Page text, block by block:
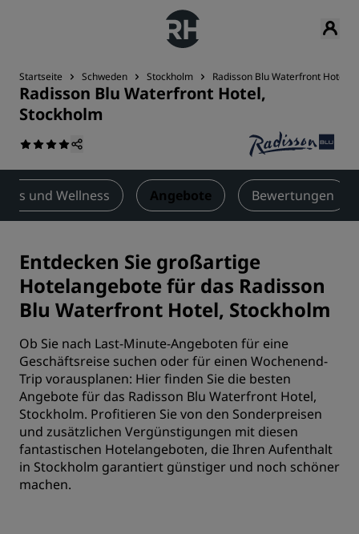
Startseite Schweden Stockholm Radisson Blu Waterfront Hotel,
Radisson Blu Waterfront Hotel,
Stockholm
und Wellness Angebote Bewertungen
Entdecken Sie großartige
Hotelangebote für das Radisson
Blu Waterfront Hotel, Stockholm
Ob Sie nach Last-Minute-Angeboten für eine
Geschäftsreise suchen oder für einen Wochenend-
Trip vorausplanen: Hier finden Sie die besten
Angebote für das Radisson Blu Waterfront Hotel,
Stockholm. Profitieren Sie von den Sonderpreisen
und zusätzlichen Vergünstigungen mit diesen
fantastischen Hotelangeboten, die Ihren Aufenthalt
in Stockholm garantiert günstiger und noch schöner
machen.